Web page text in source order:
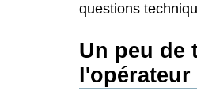
questions
Un peu de